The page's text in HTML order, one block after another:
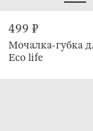
499 ₽
Мочалка-губка
Eco life